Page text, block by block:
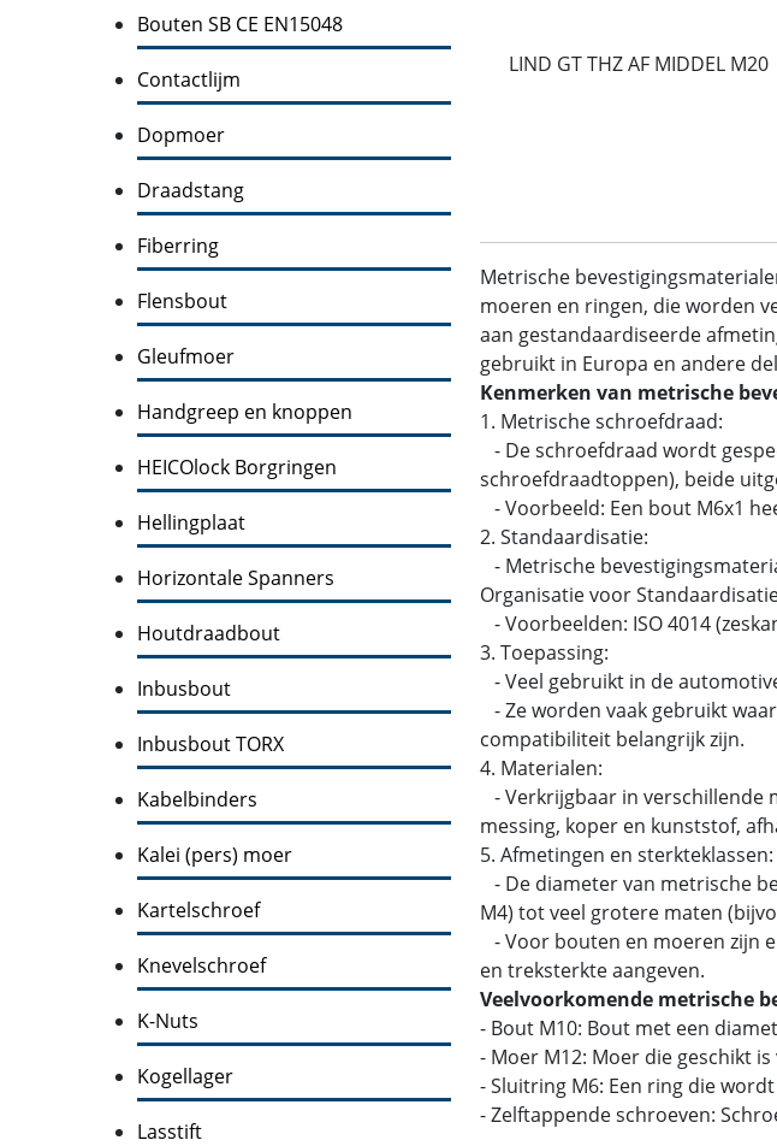
Bouten SB CE EN15048
Contactlijm
Dopmoer
Draadstang
Fiberring
Flensbout
Gleufmoer
Handgreep en knoppen
HEICOlock Borgringen
Hellingplaat
Horizontale Spanners
Houtdraadbout
Inbusbout
Inbusbout TORX
Kabelbinders
Kalei (pers) moer
Kartelschroef
Knevelschroef
K-Nuts
Kogellager
Lasstift
LIND GT THZ AF MIDDEL M20
Metrische
moeren en ringen, die worden
aan gestandaardiseerde
gebruikt in Europa en andere
Kenmerken van metrische
1. Metrische schroefdraad:
- De schroefdraad wordt
schroefdraadtoppen), beide
- Voorbeeld: Een bout M6x1
2. Standaardisatie:
- Metrische
Organisatie voor
- Voorbeelden: ISO 4014
3. Toepassing:
- Veel gebruikt in de
- Ze worden vaak gebruikt
compatibiliteit belangrijk zijn.
4. Materialen:
- Verkrijgbaar in verschillende
messing, koper en kunststof,
5. Afmetingen en sterkteklassen:
- De diameter van metrische
M4) tot veel grotere maten
- Voor bouten en moeren zijn
en treksterkte aangeven.
Veelvoorkomende metrische
- Bout M10: Bout met een
- Moer M12: Moer die geschikt
- Sluitring M6: Een ring die
- Zelftappende schroeven: